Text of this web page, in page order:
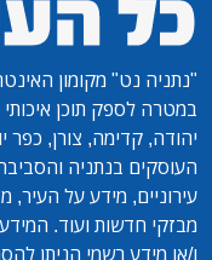
"נתניה נט" מקומון
במטרה לספק תוכן
יהודה, קדימה, צורן, כפר
העוסקים בנתניה
עירוניים, מידע על
מבזקי חדשות ועוד.
ו/או מידע רשמי הניתן